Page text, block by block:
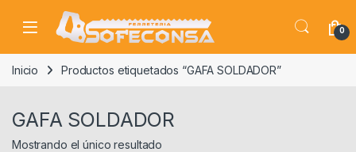
Skip to navigation
Skip to content
0
Inicio Productos etiquetados “GAFA SOLDADOR”
GAFA SOLDADOR
Mostrando el único resultado